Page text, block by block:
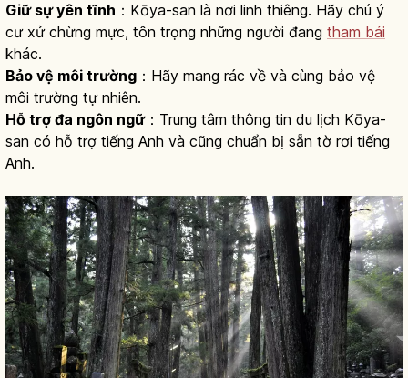
Giữ sự yên tĩnh ：Kōya-san là nơi linh thiêng. Hãy chú ý
cư xử chừng mực, tôn trọng những người đang tham bái
khác.
Bảo vệ môi trường ：Hãy mang rác về và cùng bảo vệ
môi trường tự nhiên.
Hỗ trợ đa ngôn ngữ：Trung tâm thông tin du lịch Kōya-
san có hỗ trợ tiếng Anh và cũng chuẩn bị sẵn tờ rơi tiếng
Anh.